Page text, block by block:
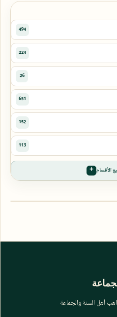
الأقسام
أهل السنة والجماعة